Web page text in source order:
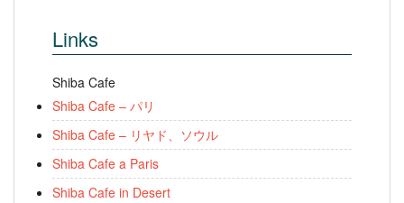
Links
Shiba Cafe
Shiba Cafe – パリ
Shiba Cafe – リヤド、ソウル
Shiba Cafe a Paris
Shiba Cafe in Desert